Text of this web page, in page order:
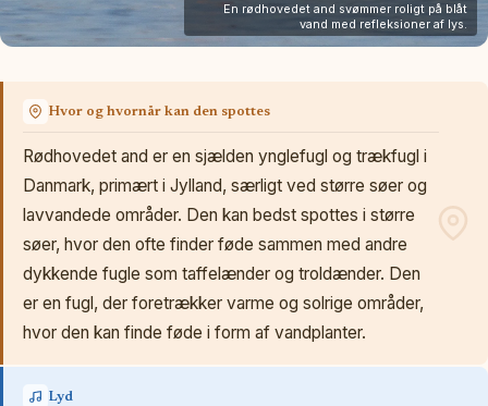
En rødhovedet and svømmer roligt på blåt
vand med refleksioner af lys.
Hvor og hvornår kan den spottes
Rødhovedet and er en sjælden ynglefugl og trækfugl i
Danmark, primært i Jylland, særligt ved større søer og
lavvandede områder. Den kan bedst spottes i større
søer, hvor den ofte finder føde sammen med andre
dykkende fugle som taffelænder og troldænder. Den
er en fugl, der foretrækker varme og solrige områder,
hvor den kan finde føde i form af vandplanter.
Lyd